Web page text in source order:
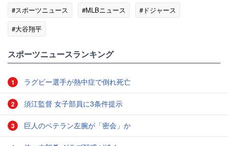
#スポーツニュース #MLBニュース
#ドジャース
#大谷翔平
スポーツニュースランキング
1 ラグビー選手が熱中症で倒れ死亡
2 須江監督 女子部員に3条件提示
3 巨人のベテラン左腕が「密会」か